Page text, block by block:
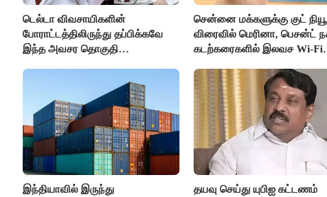
டெல்டா விவசாயிகளின்
போராட்டத்திலிருந்து தப்பிக்கவே
இந்த அவசர தொகுதி
சென்னை மக்களுக்கு குட்
விரைவில் மெரினா, பெசன்ட்
கடற்கரைகளில் இலவச Wi-Fi
இந்தியாவில் இருந்து
தயவு செய்து யுபிஐ கட்டணம்